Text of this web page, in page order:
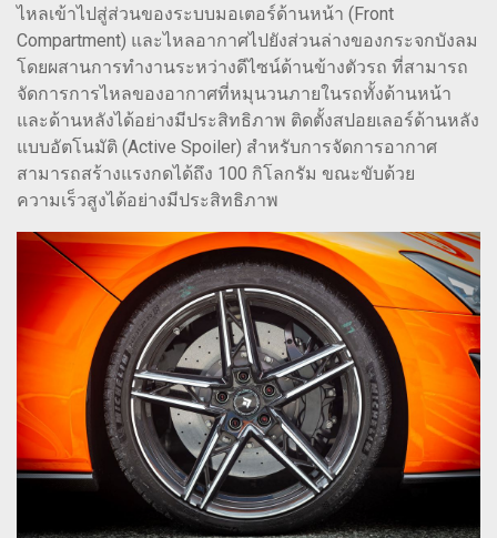
ไหลเข้าไปสู่ส่วนของระบบมอเตอร์ด้านหน้า (Front
Compartment) และไหลอากาศไปยังส่วนล่างของกระจกบังลม
โดยผสานการทำงานระหว่างดีไซน์ด้านข้างตัวรถ ที่สามารถ
จัดการการไหลของอากาศที่หมุนวนภายในรถทั้งด้านหน้า
และด้านหลังได้อย่างมีประสิทธิภาพ ติดตั้งสปอยเลอร์ด้านหลัง
แบบอัตโนมัติ (Active Spoiler) สำหรับการจัดการอากาศ
สามารถสร้างแรงกดได้ถึง 100 กิโลกรัม ขณะขับด้วย
ความเร็วสูงได้อย่างมีประสิทธิภาพ